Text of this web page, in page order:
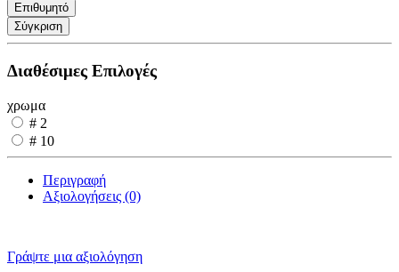
Επιθυμητό
Σύγκριση
Διαθέσιμες Επιλογές
χρωμα
# 2
# 10
Περιγραφή
Αξιολογήσεις (0)
Γράψτε μια αξιολόγηση